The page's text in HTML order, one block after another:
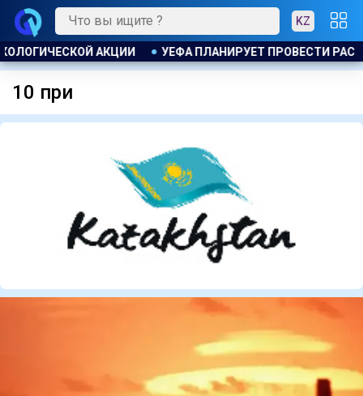
KZ
ПЛАНИРУЕТ ПРОВЕСТИ РАССЛЕДОВАНИЕ
10 при